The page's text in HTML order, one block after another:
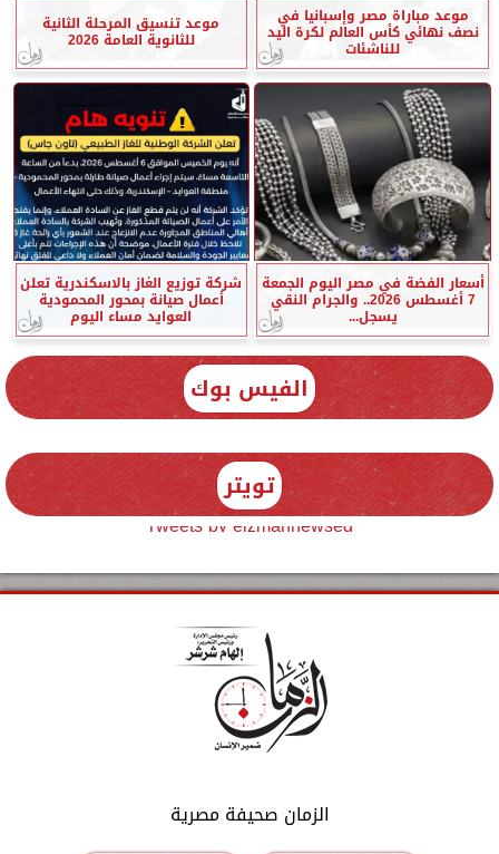
موعد مباراة مصر وإسبانيا في
نصف نهائي كأس العالم لكرة اليد
للناشئات
موعد تنسيق المرحلة الثانية
للثانوية العامة 2026
أسعار الفضة في مصر اليوم الجمعة
7 أغسطس 2026.. والجرام النقي
يسجل...
شركة توزيع الغاز بالاسكندرية تعلن
أعمال صيانة بمحور المحمودية
العوايد مساء اليوم
الفيس بوك
تويتر
Tweets by elzmannewseg
الزمان صحيفة مصرية